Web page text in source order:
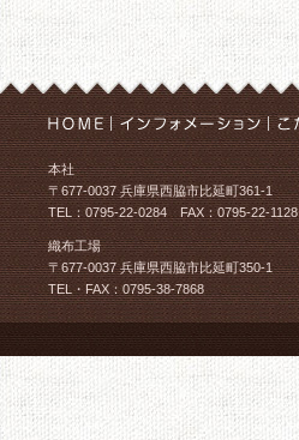
本社
〒677-0037 兵庫県西脇市比延町361-1
TEL：0795-22-0284 FAX：0795-22-1128
織布工場
〒677-0037 兵庫県西脇市比延町350-1
TEL・FAX：0795-38-7868